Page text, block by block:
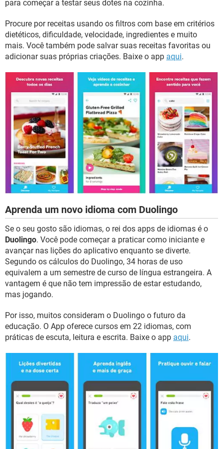
para começar a testar seus dotes na cozinha.
Procure por receitas usando os filtros com base em critérios
dietéticos, dificuldade, velocidade, ingredientes e muito
mais. Você também pode salvar suas receitas favoritas ou
adicionar suas próprias criações. Baixe o app aqui.
Aprenda um novo idioma com Duolingo
Se o seu gosto são idiomas, o rei dos apps de idiomas é o
Duolingo. Você pode começar a praticar como iniciante e
avançar nas lições do aplicativo enquanto se diverte.
Segundo os cálculos do Duolingo, 34 horas de uso
equivalem a um semestre de curso de língua estrangeira. A
vantagem é que não tem impressão de estar estudando,
mas jogando.
Por isso, muitos consideram o Duolingo o futuro da
educação. O App oferece cursos em 22 idiomas, com
práticas de escuta, leitura e escrita. Baixe o app aqui.